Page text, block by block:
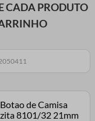
CADA PRODUTO